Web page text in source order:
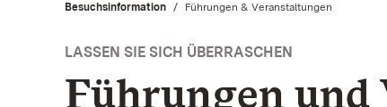
Besuchsinformation Aktuell:
Führungen & Veranstaltungen
LASSEN SIE SICH ÜBERRASCHEN
Führungen